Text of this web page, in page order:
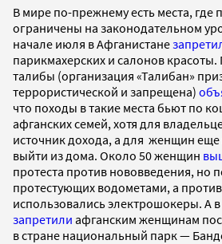
В мире по-прежнему есть места, где
ограничены на законодательном
начале июля в Афганистане
парикмахерских и салонов
талибы (организация «Талибан»
террористической и запрещена)
что походы в такие места бьют по
афганских семей, хотя для
источник дохода, а для женщин
выйти из дома. Около 50 женщин
протеста против нововведения, но
протестующих водометами, а
использовались электрошокеры. А в
запретили афганским женщинам
в стране национальный парк —